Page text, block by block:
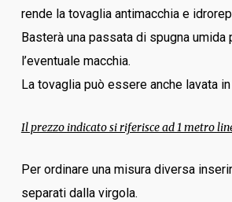
rende la tovaglia antimacchia e
Basterà una passata di spugna umida
l’eventuale macchia.
La tovaglia può essere anche lavata in
Il prezzo indicato si riferisce ad 1 metro
Per ordinare una misura diversa
separati dalla virgola.